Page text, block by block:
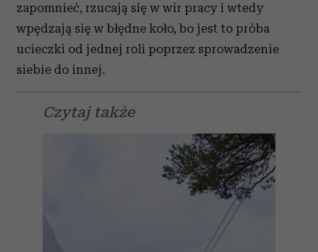
zapomnieć, rzucają się w wir pracy i wtedy
wpędzają się w błędne koło, bo jest to próba
ucieczki od jednej roli poprzez sprowadzenie
siebie do innej.
Czytaj także